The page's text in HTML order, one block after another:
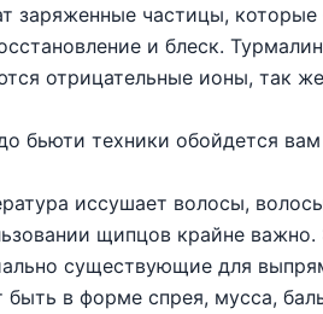
заряженные частицы, которые
и блеск.
отрицательные ионы, так
бьюти техники обойдется
иссушает волосы,
щипцов крайне важно.
существующие для
в форме спрея, мусса,